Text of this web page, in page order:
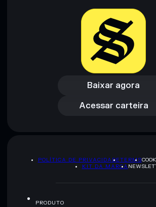
Baixar agora
Baixar agora
Acessar carteira
Acessar carteira
POLÍTICA DE PRIVACIDADETERMS
KIT DA MARCA
PRODUTO